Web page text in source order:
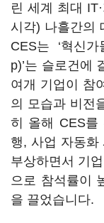
린 세계 최대
시각) 나흘간의
CES는 ‘혁신
p)’는 슬로건에
여개 기업이 참
의 모습과 비전
히 올해 CES를
행, 사업 자동화
부상하면서 기
으로 참석률이
을 끌었습니다.